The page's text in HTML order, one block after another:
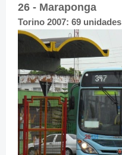
26 - Maraponga
Torino 2007: 69 unidades